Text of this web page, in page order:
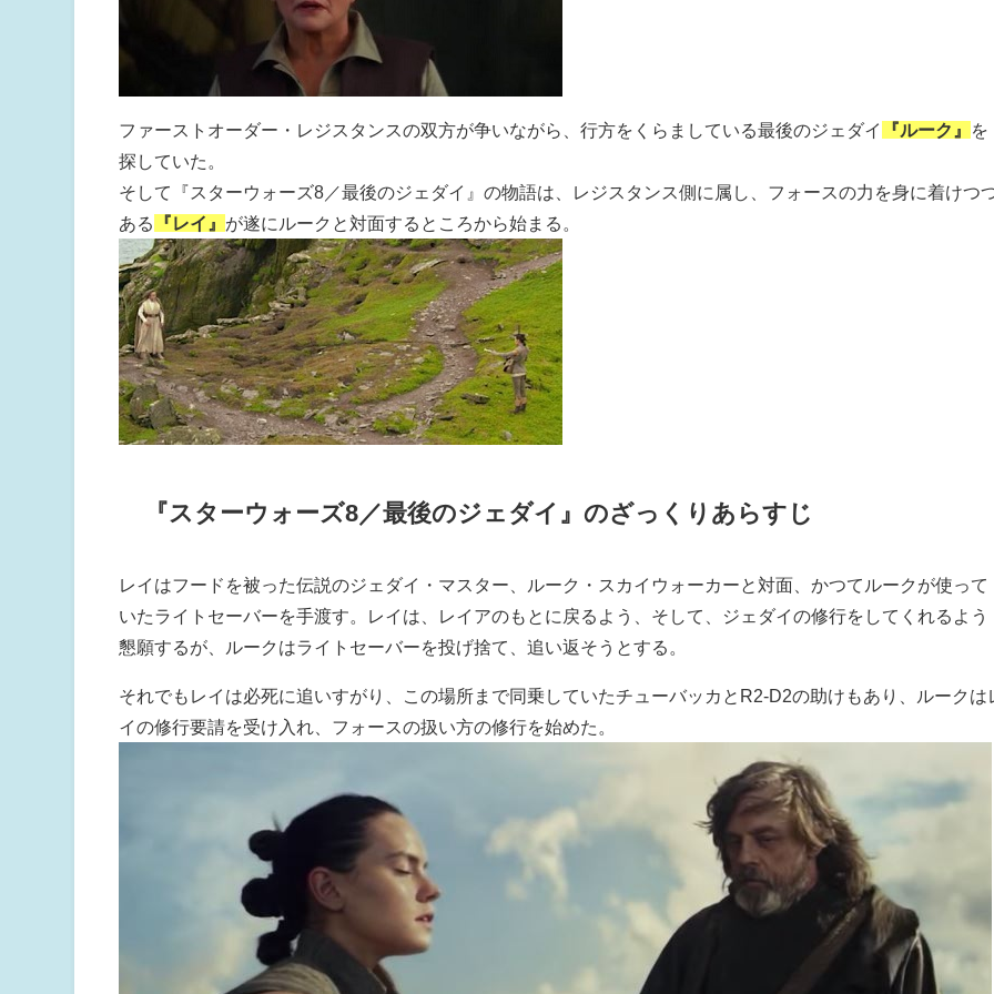
ファーストオーダー・レジスタンスの双方が争いながら、行方をくらましている最後のジェダイ 『ルーク』
を
探していた。
そして『スターウォーズ8／最後のジェダイ』の物語は、レジスタンス側に属し、フォースの力を身に着けつ
ある
『レイ』 が遂にルークと対面するところから始まる。
『スターウォーズ8／最後のジェダイ』のざっくりあらすじ
レイはフードを被った伝説のジェダイ・マスター、ルーク・スカイウォーカーと対面、かつてルークが使って
いたライトセーバーを手渡す。レイは、レイアのもとに戻るよう、そして、ジェダイの修行をしてくれるよう
懇願するが、ルークはライトセーバーを投げ捨て、追い返そうとする。
それでもレイは必死に追いすがり、この場所まで同乗していたチューバッカとR2-D2の助けもあり、ルークは
イの修行要請を受け入れ、フォースの扱い方の修行を始めた。